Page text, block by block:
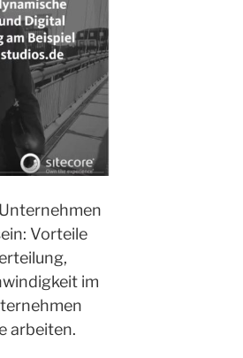
Vorteile
im
arbeiten.